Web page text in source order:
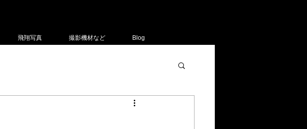
飛翔写真 撮影機材など Blog